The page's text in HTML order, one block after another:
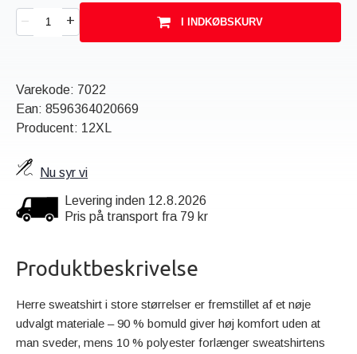
– + I INDKØBSKURV
Varekode: 7022
Ean:8596364020669
Producent: 12XL
Nu syr vi
Levering inden 12.8.2026
Pris på transport fra 79 kr
Produktbeskrivelse
Herre sweatshirt i store størrelser er fremstillet af et nøje
udvalgt materiale – 90 % bomuld giver høj komfort uden at
man sveder, mens 10 % polyester forlænger sweatshirtens